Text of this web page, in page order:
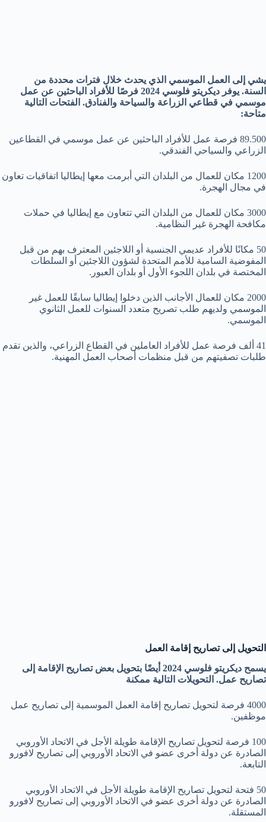
يشي إلى العمل الموسمي الذي يحدث خلال فترات محددة من
السنة. يوفر ديكريتو فلوسي 2024 فرصًا للأفراد الباحثين عن عمل
موسمي في قطاعي الزراعة والسياحة والفنادق. الفتحات التالية
متاحة:
89.500 فرصة عمل للأفراد الباحثين عن عمل موسمي في القطاعين
الزراعي والسياحي الفندقي.
1200 مكان للعمال من البلدان التي أبرمت معها إيطاليا اتفاقيات تعاون
في مجال الهجرة.
3000 مكان للعمال من البلدان التي تتعاون مع إيطاليا في حملات
مكافحة الهجرة غير النظامية.
50 مكانًا للأفراد عديمي الجنسية أو اللاجئين المعترف بهم من قبل
المفوضية السامية للأمم المتحدة لشؤون اللاجئين أو السلطات
المختصة في بلدان اللجوء الأول أو بلدان العبور.
2000 مكان للعمال الأجانب الذين دخلوا إيطاليا سابقًا للعمل غير
الموسمي ولديهم طلب تصريح متعدد السنوات للعمل الثانوي
الموسمي.
41 ألف فرصة عمل للأفراد العاملين في القطاع الزراعي، والذين تقدم
طلبات تصفيتهم من قبل منظمات أصحاب العمل المهنية.
التحويل إلى تصاريح إقامة العمل
يسمح ديكريتو فلوسي 2024 أيضًا بتحويل بعض تصاريح الإقامة إلى
تصاريح عمل. التحويلات التالية ممكنة
4000 فرصة لتحويل تصاريح إقامة العمل الموسمية إلى تصاريح عمل
موظفين.
100 فرصة لتحويل تصاريح الإقامة طويلة الأجل في الاتحاد الأوروبي
الصادرة عن دولة أخرى عضو في الاتحاد الأوروبي إلى تصاريح لافورو
التابعة.
50 فتحة لتحويل تصاريح الإقامة طويلة الأجل في الاتحاد الأوروبي
الصادرة عن دولة أخرى عضو في الاتحاد الأوروبي إلى تصاريح لافورو
المستقلة.